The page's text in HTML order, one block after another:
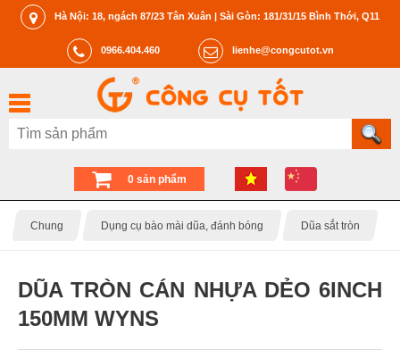
Hà Nội: 18, ngách 87/23 Tân Xuân | Sài Gòn: 181/31/15 Bình Thới, Q11
0966.404.460 lienhe@congcutot.vn
0 sản phẩm
Chung Dụng cụ bào mài dũa, đánh bóng Dũa sắt tròn
DŨA TRÒN CÁN NHỰA DẺO 6INCH
150MM WYNS